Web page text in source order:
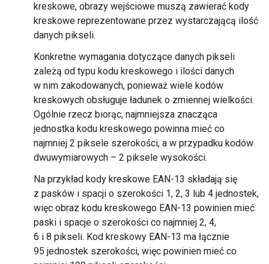
kreskowe, obrazy wejściowe muszą zawierać kody
kreskowe reprezentowane przez wystarczającą ilość
danych pikseli.
Konkretne wymagania dotyczące danych pikseli
zależą od typu kodu kreskowego i ilości danych
w nim zakodowanych, ponieważ wiele kodów
kreskowych obsługuje ładunek o zmiennej wielkości.
Ogólnie rzecz biorąc, najmniejsza znacząca
jednostka kodu kreskowego powinna mieć co
najmniej 2 piksele szerokości, a w przypadku kodów
dwuwymiarowych – 2 piksele wysokości.
Na przykład kody kreskowe EAN-13 składają się
z pasków i spacji o szerokości 1, 2, 3 lub 4 jednostek,
więc obraz kodu kreskowego EAN-13 powinien mieć
paski i spacje o szerokości co najmniej 2, 4,
6 i 8 pikseli. Kod kreskowy EAN-13 ma łącznie
95 jednostek szerokości, więc powinien mieć co